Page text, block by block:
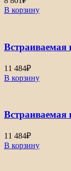
В корзину
11 484₽
В корзину
11 484₽
В корзину